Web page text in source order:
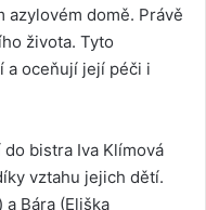
azylovém domě. Právě
života. Tyto
a oceňují její péči i
bistra Iva Klímová
vztahu jejich dětí.
a Bára (Eliška